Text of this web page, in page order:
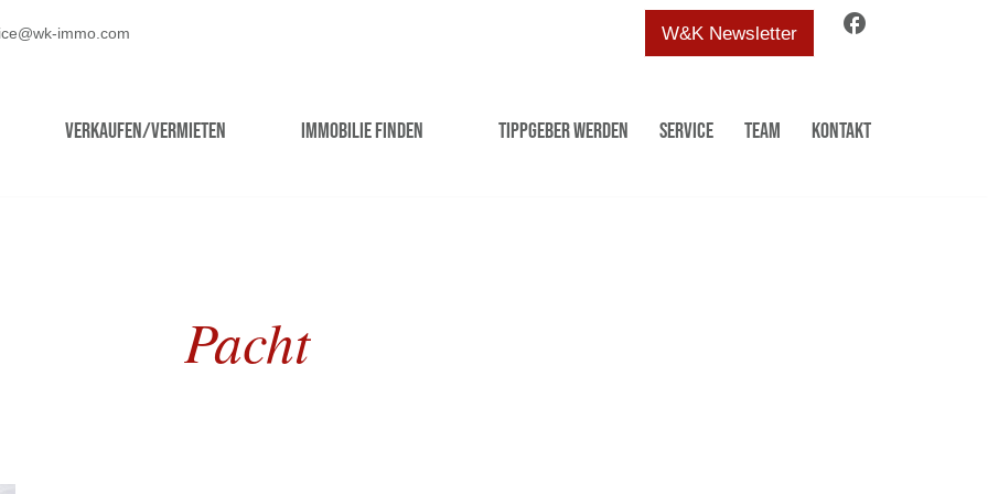
immo.com W&K Newsletter facebook
Verkaufen/Vermieten Immobilie finden Tippgeber werden Service Team Kontakt
Pacht